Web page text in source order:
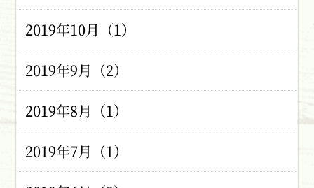
2019年10月（1）
2019年9月（2）
2019年8月（1）
2019年7月（1）